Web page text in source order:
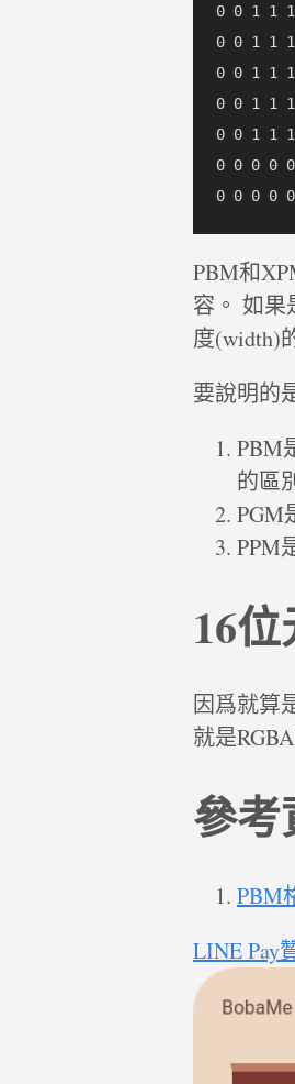
0 0 1 1
0 0 1 1
0 0 1 1
0 0 1 1
0 0 1 1
0 0 0 0
PBM和
容。 如果
度(width)
要說明的
PBM
的區
PGM
PPM
16
因爲就算
就是
參
PBM
LINE Pay